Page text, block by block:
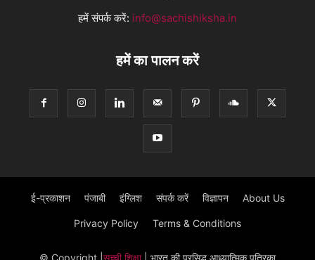
हमें संपर्क करें: info@sachishiksha.in
हमें का पालन करें
ई-प्रकाशन पंजाबी इंग्लिश संपर्क करें विज्ञापन About Us
Privacy Policy Terms & Conditions